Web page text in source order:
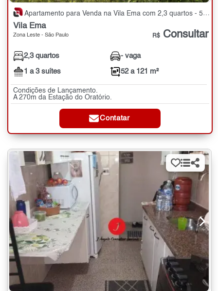
Apartamento para Venda na Vila Ema com 2,3 quartos - 52 a 121 m²
Vila Ema
Zona Leste - São Paulo R$ Consultar
2,3 quartos
1 a 3 suítes
- vaga
52 a 121 m²
Condições de Lançamento.
A 270m da Estação do Oratório.
Contatar